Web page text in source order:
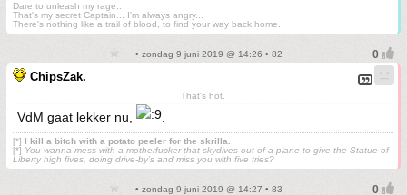
Dare to unleash my rage..
That's my secret Captain... I'm always angry...
There's nothing like a trail of blood, to find your way back home.
• zondag 9 juni 2019 @ 14:26 • 82
ChipsZak.
That's hot.
VdM gaat lekker nu,
[*] I kill a bitch with a potato peeler for the skrilla.
[*] You wanna mess with a motherfucker that skydives out of a plane to give the Statue of
Liberty high fives, doing drive-by’s and miss you with five tries?
• zondag 9 juni 2019 @ 14:27 • 83